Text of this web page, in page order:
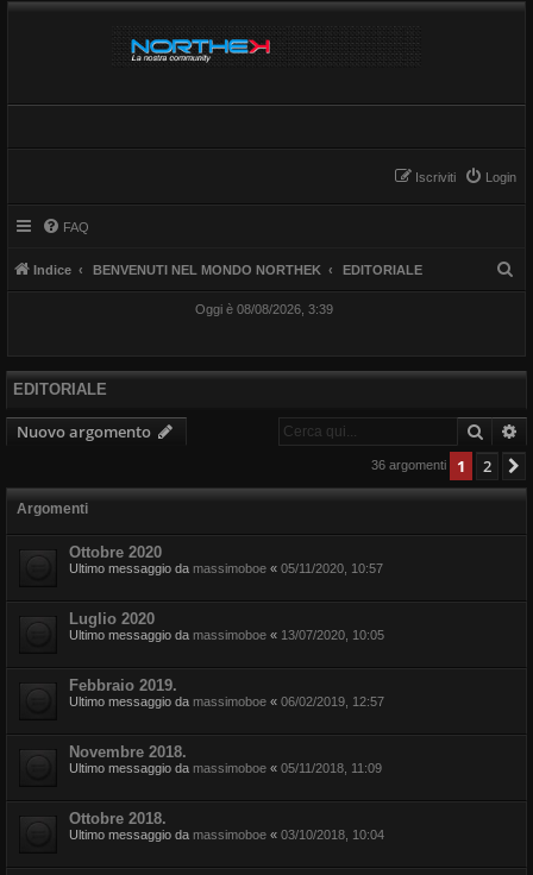
Login
Iscriviti
FAQ
Indice BENVENUTI NEL MONDO NORTHEK EDITORIALE
Oggi è 08/08/2026, 3:39
EDITORIALE
Nuovo argomento Cerca
36 argomenti 1 2
Argomenti
Ottobre 2020
Ultimo messaggio da massimoboe « 05/11/2020, 10:57
Luglio 2020
Ultimo messaggio da massimoboe « 13/07/2020, 10:05
Febbraio 2019.
Ultimo messaggio da massimoboe « 06/02/2019, 12:57
Novembre 2018.
Ultimo messaggio da massimoboe « 05/11/2018, 11:09
Ottobre 2018.
Ultimo messaggio da massimoboe « 03/10/2018, 10:04